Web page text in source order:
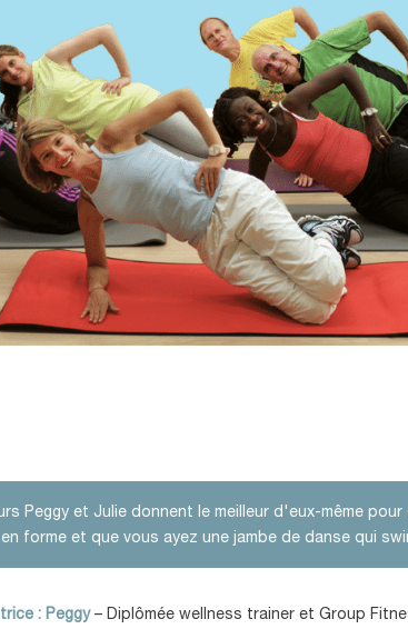
Peggy et Julie donnent le meilleur d'eux-même pour
forme et que vous ayez une jambe de danse qui
: Peggy– Diplômée wellness trainer et Group